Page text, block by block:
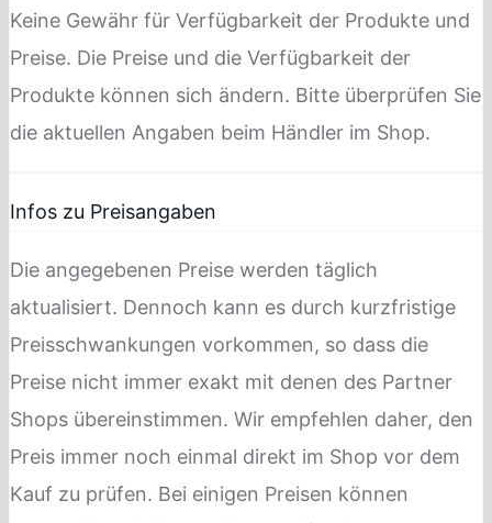
Keine Gewähr für Verfügbarkeit der Produkte und
Preise. Die Preise und die Verfügbarkeit der
Produkte können sich ändern. Bitte überprüfen Sie
die aktuellen Angaben beim Händler im Shop.
Infos zu Preisangaben
Die angegebenen Preise werden täglich
aktualisiert. Dennoch kann es durch kurzfristige
Preisschwankungen vorkommen, so dass die
Preise nicht immer exakt mit denen des Partner
Shops übereinstimmen. Wir empfehlen daher, den
Preis immer noch einmal direkt im Shop vor dem
Kauf zu prüfen. Bei einigen Preisen können